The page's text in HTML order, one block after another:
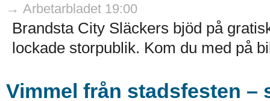
→ Arbetarbladet 19:00
Brandsta City Släckers bjöd på
lockade storpublik. Kom du med på
Vimmel från stadsfesten –